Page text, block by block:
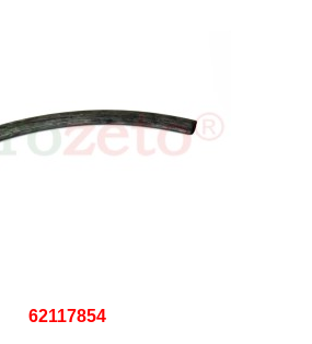
62117854